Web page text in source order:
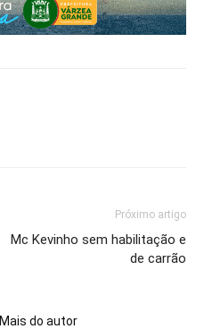
Próximo artigo
Mc Kevinho sem habilitação e
de carrão
Mais do autor